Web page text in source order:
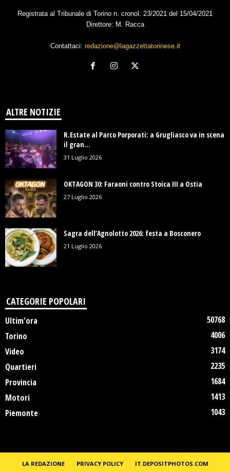
Registrata al Tribunale di Torino n. cronol. 23/2021 del 15/04/2021
Direttore: M. Racca
Contattaci: redazione@lagazzettatorinese.it
ALTRE NOTIZIE
R.Estate al Parco Porporati: a Grugliasco va in scena
il gran...
31 Luglio 2026
OKTAGON 30: Faraoni contro Stoica III a Ostia
27 Luglio 2026
Sagra dell’Agnolotto 2026: festa a Bosconero
21 Luglio 2026
CATEGORIE POPOLARI
Ultim'ora
50768
Torino
4006
Video
3174
Quartieri
2235
Provincia
1684
Motori
1413
Piemonte
1043
LA REDAZIONE PRIVACY POLICY IT.DEPOSITPHOTOS.COM